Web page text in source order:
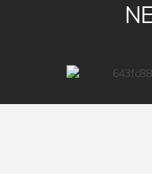
Arte e cultura
Musica cinema e spettacolo